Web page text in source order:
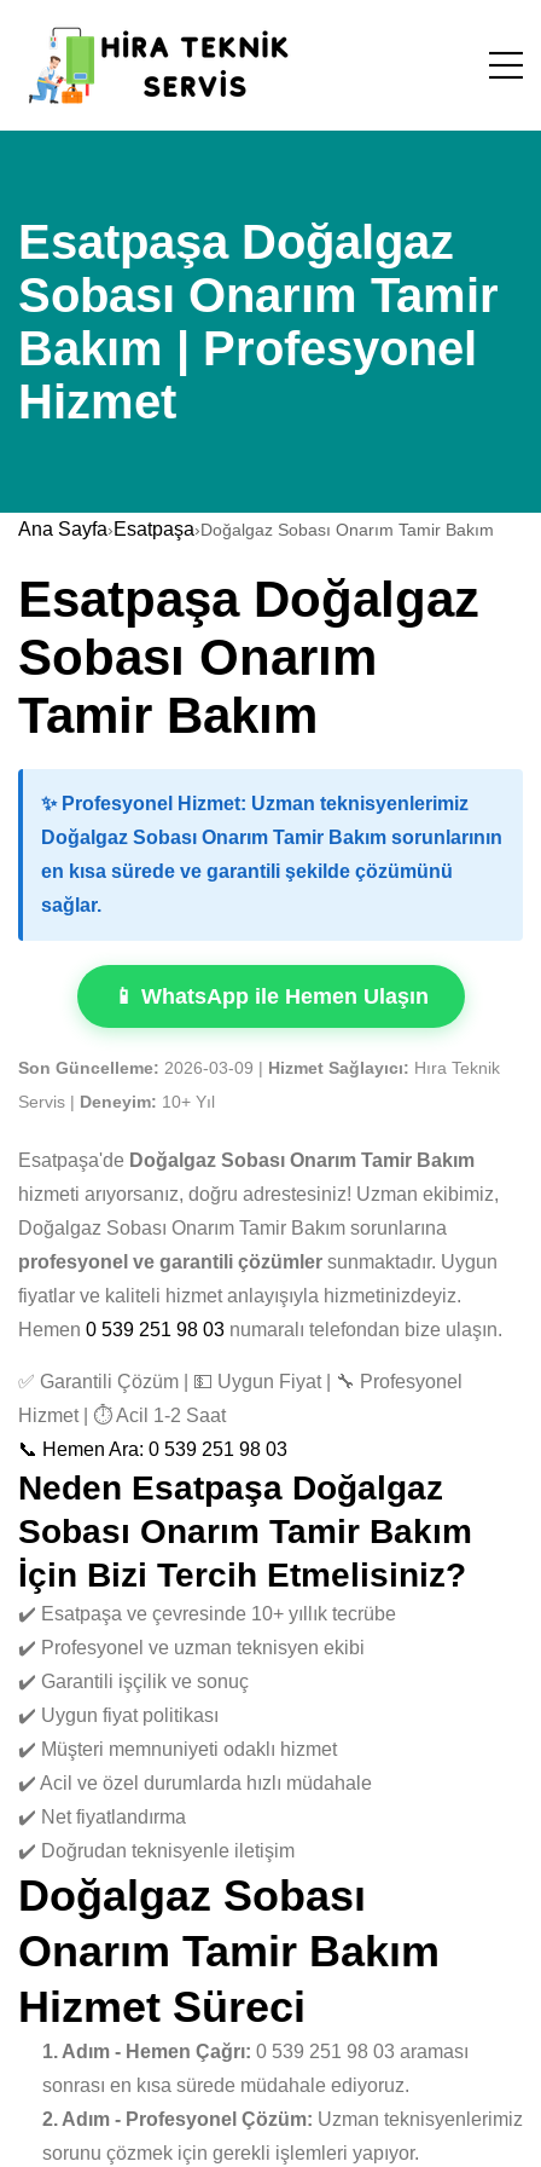
Esatpaşa Doğalgaz
Sobası Onarım Tamir
Bakım | Profesyonel
Hizmet
Ana Sayfa›Esatpaşa›Doğalgaz Sobası Onarım Tamir Bakım
Esatpaşa Doğalgaz
Sobası Onarım
Tamir Bakım
✨ Profesyonel Hizmet: Uzman teknisyenlerimiz
Doğalgaz Sobası Onarım Tamir Bakım sorunlarının
en kısa sürede ve garantili şekilde çözümünü
sağlar.
📱 WhatsApp ile Hemen Ulaşın
Son Güncelleme: 2026-03-09 | Hizmet Sağlayıcı: Hıra Teknik
Servis |
Deneyim: 10+ Yıl
Esatpaşa'de Doğalgaz Sobası Onarım Tamir Bakım
hizmeti arıyorsanız, doğru adrestesiniz! Uzman ekibimiz,
Doğalgaz Sobası Onarım Tamir Bakım sorunlarına
profesyonel ve garantili çözümler sunmaktadır. Uygun
fiyatlar ve kaliteli hizmet anlayışıyla hizmetinizdeyiz.
Hemen 0 539 251 98 03 numaralı telefondan bize ulaşın.
✅ Garantili Çözüm | 💵 Uygun Fiyat | 🔧 Profesyonel
Hizmet | ⏱️ Acil 1-2 Saat
📞 Hemen Ara: 0 539 251 98 03
Neden Esatpaşa Doğalgaz
Sobası Onarım Tamir Bakım
İçin Bizi Tercih Etmelisiniz?
✔️ Esatpaşa ve çevresinde 10+ yıllık tecrübe
✔️ Profesyonel ve uzman teknisyen ekibi
✔️ Garantili işçilik ve sonuç
✔️ Uygun fiyat politikası
✔️ Müşteri memnuniyeti odaklı hizmet
✔️ Acil ve özel durumlarda hızlı müdahale
✔️ Net fiyatlandırma
✔️ Doğrudan teknisyenle iletişim
Doğalgaz Sobası
Onarım Tamir Bakım
Hizmet Süreci
1. Adım - Hemen Çağrı: 0 539 251 98 03 araması
sonrası en kısa sürede müdahale ediyoruz.
2. Adım - Profesyonel Çözüm: Uzman teknisyenlerimiz
sorunu çözmek için gerekli işlemleri yapıyor.